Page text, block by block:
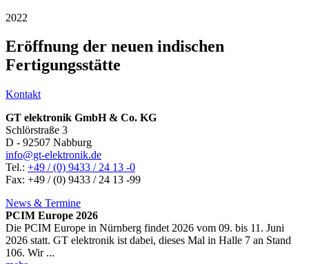
2022
Eröffnung der neuen indischen
Fertigungsstätte
Kontakt
GT elektronik GmbH & Co. KG
Schlörstraße 3
D - 92507 Nabburg
info@gt-elektronik.de
Tel.: +49 / (0) 9433 / 24 13 -0
Fax: +49 / (0) 9433 / 24 13 -99
News & Termine
PCIM Europe 2026
Die PCIM Europe in Nürnberg findet 2026 vom 09. bis 11. Juni
2026 statt. GT elektronik ist dabei, dieses Mal in Halle 7 an Stand
106. Wir ...